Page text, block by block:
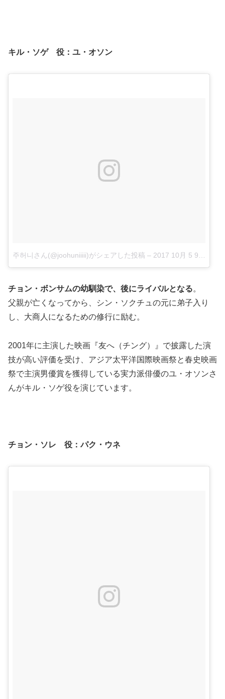
キル・ソゲ 役：ユ・オソン
주허니さん(@joohuniiiii)がシェアした投稿 – 2017 10月 5 9:43午後 PDT
チョン・ボンサムの幼馴染で、後にライバルとなる。
父親が亡くなってから、シン・ソクチュの元に弟子入り
し、大商人になるための修行に励む。
2001年に主演した映画『友へ（チング）』で披露した演
技が高い評価を受け、アジア太平洋国際映画祭と春史映画
祭で主演男優賞を獲得している実力派俳優のユ・オソンさ
んがキル・ソゲ役を演じています。
チョン・ソレ 役：パク・ウネ